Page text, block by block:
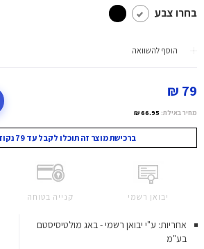
בחרו צבע
הוסף להשוואה
79 ₪
מחיר באילת: 66.95 ₪
ברכישת מוצר זה תוכלו לקבל עד 79 נקודות מועדון!
יבואן רשמי קנייה בטוחה
אחריות: ע"י יבואן רשמי - באג מולטיסיסטם
בע"מ